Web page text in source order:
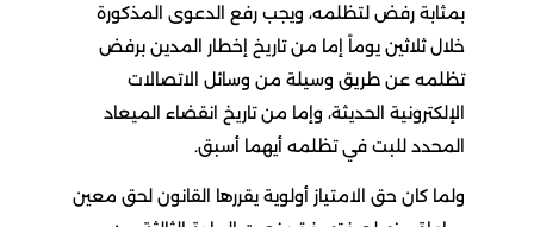
بمثابة رفض لتظلمه، ويجب رفع الدعوى المذكورة
خلال ثلاثين يوماً إما من تاريخ إخطار المدين برفض
تظلمه عن طريق وسيلة من وسائل الاتصالات
الإلكترونية الحديثة، وإما من تاريخ انقضاء الميعاد
المحدد للبت في تظلمه أيهما أسبق.
ولما كان حق الامتياز أولوية يقررها القانون لحق معين